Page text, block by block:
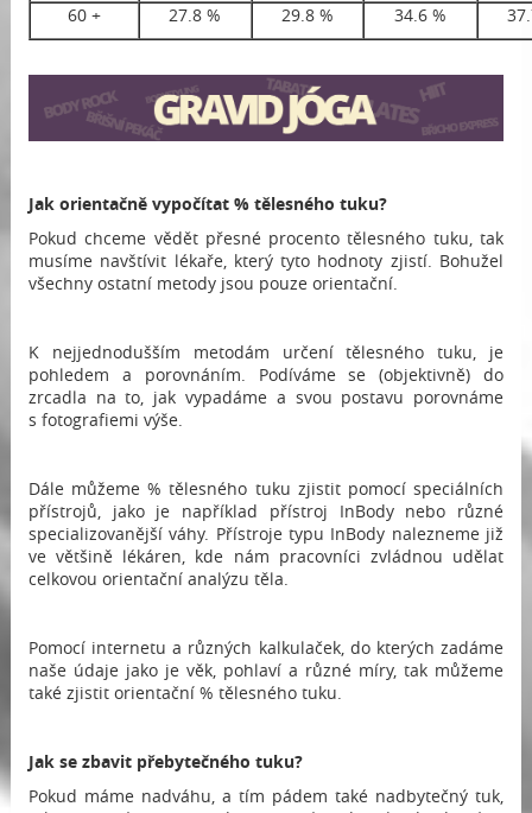
60 +
27.8 % 29.8 % 34.6 %
Jak orientačně vypočítat % tělesného tuku?
Pokud chceme vědět přesné procento tělesného tuku, tak
musíme navštívit lékaře, který tyto hodnoty zjistí. Bohužel
všechny ostatní metody jsou pouze orientační.
K nejjednodušším metodám určení tělesného tuku, je
pohledem a porovnáním. Podíváme se (objektivně) do
zrcadla na to, jak vypadáme a svou postavu porovnáme
s fotografiemi výše.
Dále můžeme % tělesného tuku zjistit pomocí speciálních
přístrojů, jako je například přístroj InBody nebo různé
specializovanější váhy. Přístroje typu InBody nalezneme již
ve většině lékáren, kde nám pracovníci zvládnou udělat
celkovou orientační analýzu těla.
Pomocí internetu a různých kalkulaček, do kterých zadáme
naše údaje jako je věk, pohlaví a různé míry, tak můžeme
také zjistit orientační % tělesného tuku.
Jak se zbavit přebytečného tuku?
Pokud máme nadváhu, a tím pádem také nadbytečný tuk,